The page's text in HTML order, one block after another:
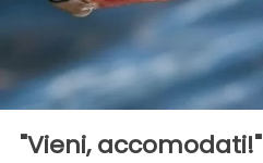
"Vieni, accomodati!"